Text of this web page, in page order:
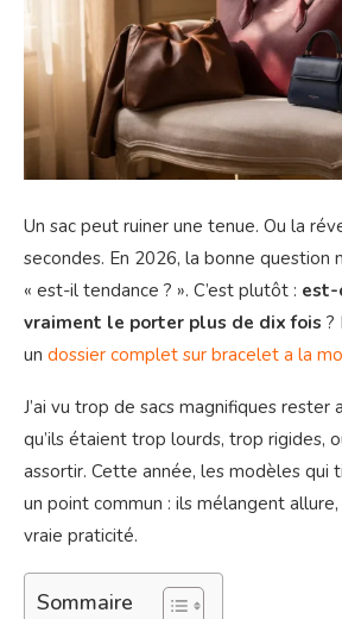
Un sac peut ruiner une tenue. Ou la
secondes. En 2026, la bonne question
« est-il tendance ? ». C’est plutôt : est-
vraiment le porter plus de dix fois ?
un dossier complet sur bracelet a la
J’ai vu trop de sacs magnifiques rester
qu’ils étaient trop lourds, trop rigides,
assortir. Cette année, les modèles qui
un point commun : ils mélangent
vraie praticité.
Sommaire